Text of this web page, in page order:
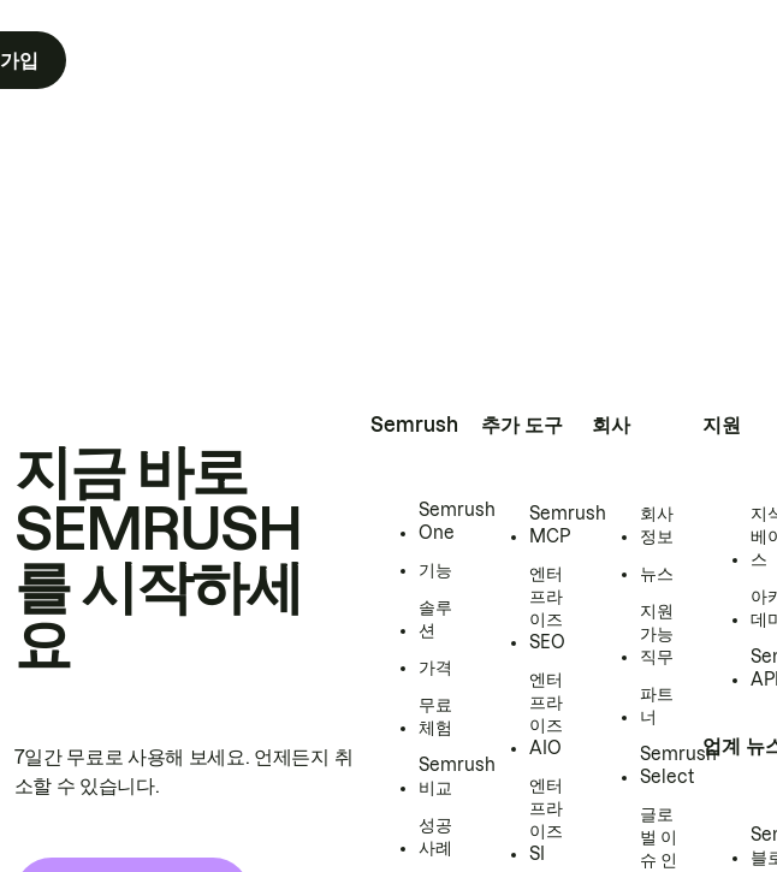
가입
지금 바로
SEMRUSH
를 시작하세
요
7일간 무료로 사용해 보세요. 언제든지 취
소할 수 있습니다.
Semrush
Semrush
One
기능
솔루
션
가격
무료
체험
Semrush
비교
성공
사례
추가 도구
Semrush
MCP
엔터
프라
이즈
SEO
엔터
프라
이즈
AIO
엔터
프라
이즈
SI
회사
회사
정보
뉴스
지원
가능
직무
파트
너
Semrush
Select
글로
벌 이
슈 인
지원
지
베
스
아
데
업계 뉴
블